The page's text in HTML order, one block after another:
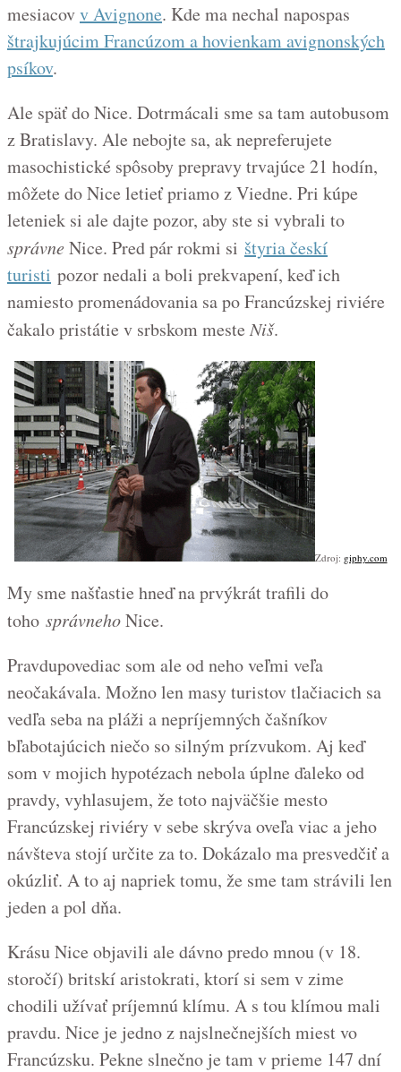
mesiacovv Avignone. Kde ma nechal napospas
štrajkujúcim Francúzom a hovienkam avignonských
psíkov.
Ale späť do Nice. Dotrmácali sme sa tam autobusom
z Bratislavy. Ale nebojte sa, ak nepreferujete
masochistické spôsoby prepravy trvajúce 21 hodín,
môžete do Nice letieť priamo z Viedne. Pri kúpe
leteniek si ale dajte pozor, aby ste si vybrali to
správneNice. Pred pár rokmi si štyria českí
turisti pozor nedali a boli prekvapení, keď ich
namiesto promenádovania sa po Francúzskej riviére
čakalo pristátie v srbskom mesteNiš.
Zdroj: giphy.com
My sme našťastie hneď na prvýkrát trafili do
toho správnehoNice.
Pravdupovediac som ale od neho veľmi veľa
neočakávala. Možno len masy turistov tlačiacich sa
vedľa seba na pláži a nepríjemných čašníkov
bľabotajúcich niečo so silným prízvukom. Aj keď
som v mojich hypotézach nebola úplne ďaleko od
pravdy, vyhlasujem, že toto najväčšie mesto
Francúzskej riviéry v sebe skrýva oveľa viac a jeho
návšteva stojí určite za to. Dokázalo ma presvedčiť a
okúzliť. A to aj napriek tomu, že sme tam strávili len
jeden a pol dňa.
Krásu Nice objavili ale dávno predo mnou (v 18.
storočí) britskí aristokrati, ktorí si sem v zime
chodili užívať príjemnú klímu. A s tou klímou mali
pravdu. Nice je jedno z najslnečnejších miest vo
Francúzsku. Pekne slnečno je tam v prieme 147 dní